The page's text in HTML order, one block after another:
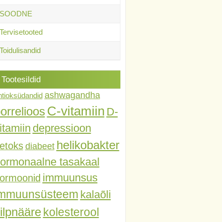
SOODNE
Tervisetooted
Toidulisandid
Tootesildid
ashwagandha
C-vitamiin D-
depressioon
diabeet helikobakter
tasakaal
immuunsus
kalaõli
kolesterool